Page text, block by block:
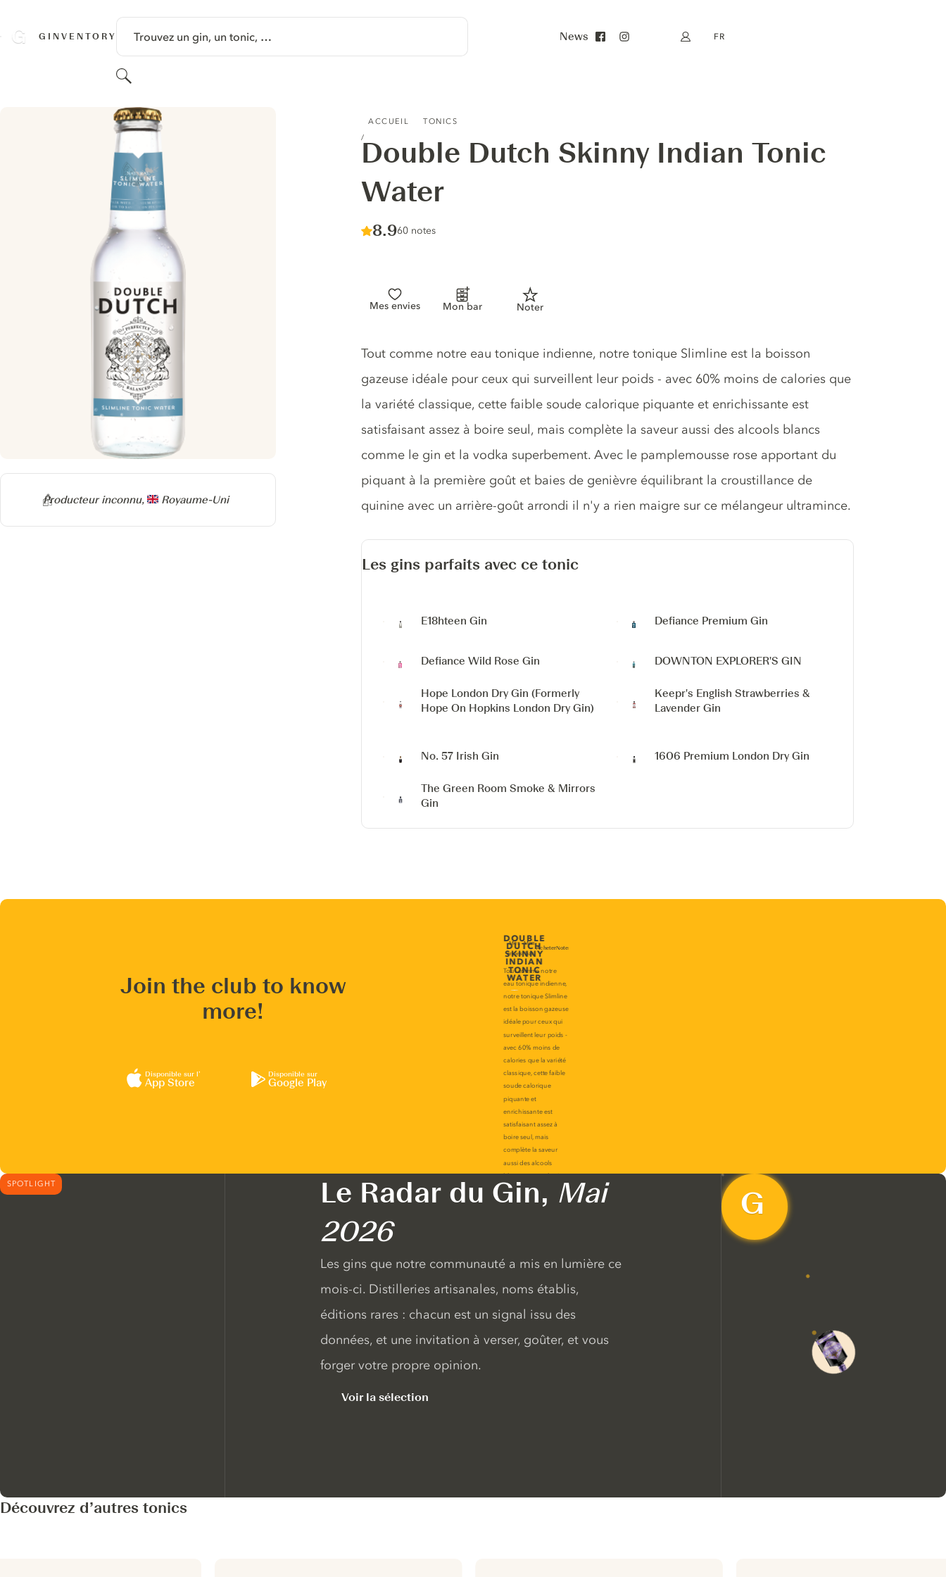
GINVENTORY Trouvez un gin, un tonic, …
Rechercher
News Mon compte
FR
ACCUEIL TONICS
Double Dutch Skinny Indian Tonic
Water
Score :
8.9/ 10
60 notes
Mes envies Mon bar Noter
Producteur
Producteur inconnu, Royaume-Uni
Description du tonic
Tout comme notre eau tonique indienne, notre tonique Slimline est la boisson
gazeuse idéale pour ceux qui surveillent leur poids - avec 60% moins de calories que
la variété classique, cette faible soude calorique piquante et enrichissante est
satisfaisant assez à boire seul, mais complète la saveur aussi des alcools blancs
comme le gin et la vodka superbement. Avec le pamplemousse rose apportant du
piquant à la première goût et baies de genièvre équilibrant la croustillance de
quinine avec un arrière-goût arrondi il n'y a rien maigre sur ce mélangeur ultramince.
Les gins parfaits avec ce tonic
E18hteen Gin Defiance Premium Gin
Defiance Wild Rose Gin DOWNTON EXPLORER'S GIN
Hope London Dry Gin (Formerly
Hope On Hopkins London Dry Gin)
Keepr's English Strawberries &
Lavender Gin
No. 57 Irish Gin 1606 Premium London Dry Gin
The Green Room Smoke & Mirrors
Gin
Join the club to know
more!
Disponible sur l’
App Store
Disponible sur
Google Play
SPOTLIGHT Le Radar du Gin, Mai
2026
Les gins que notre communauté a mis en lumière ce
mois-ci. Distilleries artisanales, noms établis,
éditions rares : chacun est un signal issu des
données, et une invitation à verser, goûter, et vous
forger votre propre opinion.
Voir la sélection
Découvrez d’autres tonics